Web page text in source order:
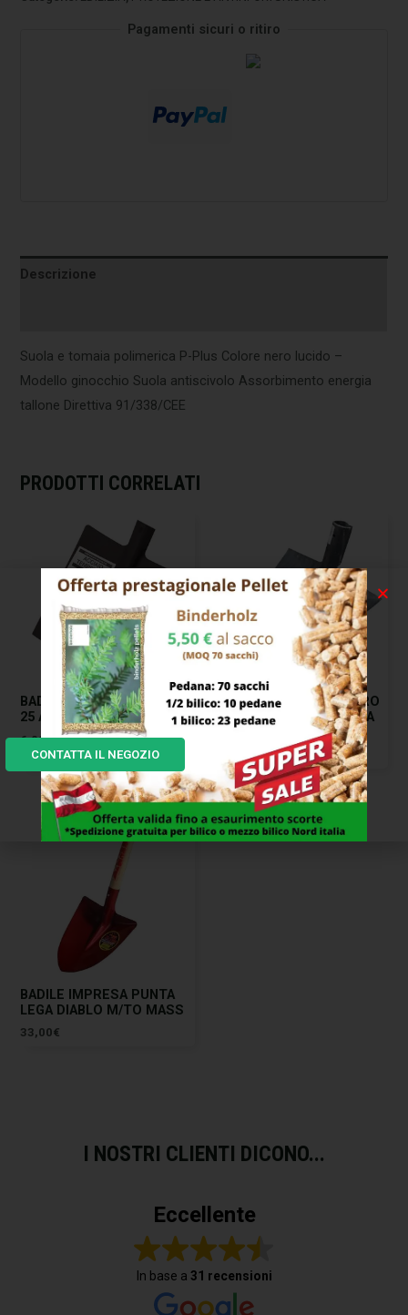
Pagamenti sicuri o ritiro
Descrizione
Suola e tomaia polimerica P-Plus Colore nero lucido –
Modello ginocchio Suola antiscivolo Assorbimento energia
tallone Direttiva 91/338/CEE
PRODOTTI CORRELATI
BADILE IMPRESA QUADRO
25 AUSTRALIAN
6,00€
BADILE IMPRESA QUADRO
FORGIATO 26 LOMELLINA
ADEL
€
BADILE IMPRESA PUNTA
LEGA DIABLO M/TO MASS
33,00€
I NOSTRI CLIENTI DICONO...
Eccellente
In base a 31 recensioni
CONTATTA IL NEGOZIO